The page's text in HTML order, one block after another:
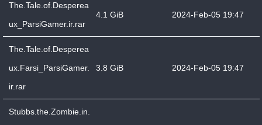
The.Tale.of.Desperea
ux_ParsiGamer.ir.rar
4.1 GiB 2024-Feb-05 19:47
The.Tale.of.Desperea
ux.Farsi_ParsiGamer.
ir.rar
3.8 GiB 2024-Feb-05 19:47
Stubbs.the.Zombie.in.